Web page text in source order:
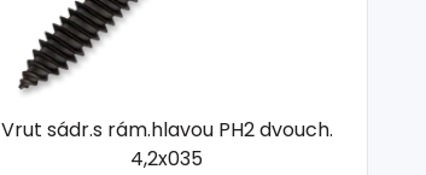
Vrut sádr.s rám.hlavou PH2 dvouch.
4,2x035